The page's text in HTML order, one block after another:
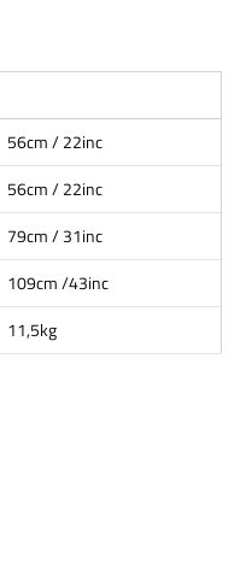
56cm / 22inc
56cm / 22inc
79cm / 31inc
109cm /43inc
11,5kg